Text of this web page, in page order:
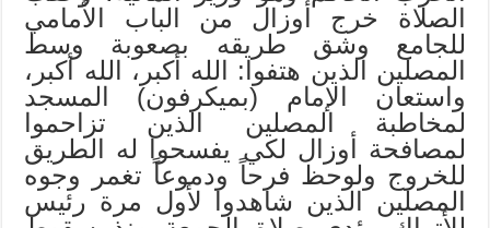
الصلاة خرج أوزال من الباب الأمامي
للجامع وشق طريقه بصعوبة وسط
المصلين الذين هتفوا: الله أكبر، الله أكبر،
واستعان الإمام (بميكرفون) المسجد
لمخاطبة المصلين الذين تزاحموا
لمصافحة أوزال لكي يفسحوا له الطريق
للخروج ولوحظ فرحاً ودموعاً تغمر وجوه
المصلين الذين شاهدوا لأول مرة رئيس